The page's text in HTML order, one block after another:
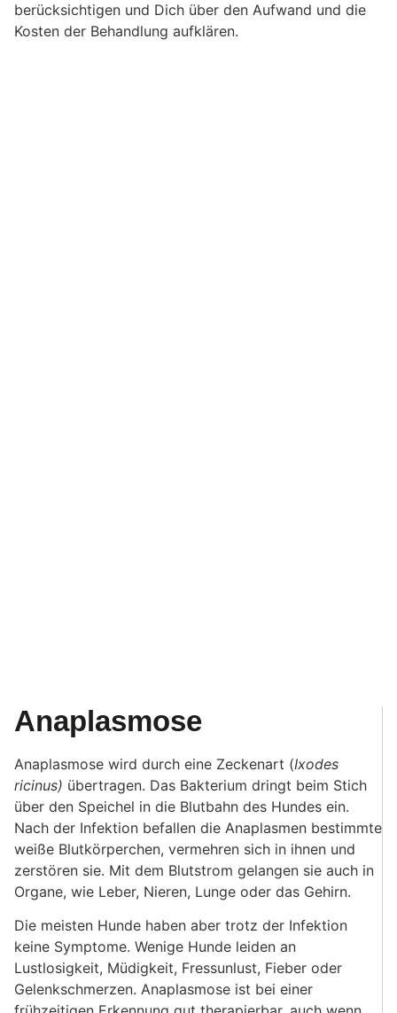
berücksichtigen und Dich über den Aufwand und die
Kosten der Behandlung aufklären.
Anaplasmose
Anaplasmose wird durch eine Zeckenart (Ixodes
ricinus) übertragen. Das Bakterium dringt beim Stich
über den Speichel in die Blutbahn des Hundes ein.
Nach der Infektion befallen die Anaplasmen bestimmte
weiße Blutkörperchen, vermehren sich in ihnen und
zerstören sie. Mit dem Blutstrom gelangen sie auch in
Organe, wie Leber, Nieren, Lunge oder das Gehirn.
Die meisten Hunde haben aber trotz der Infektion
keine Symptome. Wenige Hunde leiden an
Lustlosigkeit, Müdigkeit, Fressunlust, Fieber oder
Gelenkschmerzen. Anaplasmose ist bei einer